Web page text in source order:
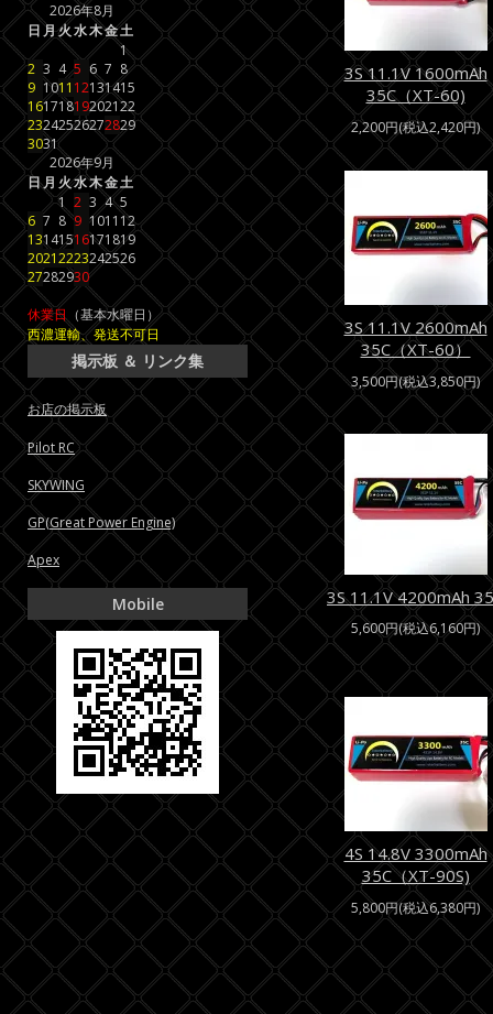
3S 11.1V 1600mAh
35C（XT-60)
2,200円(税込2,420円)
3S 11.1V 2600mAh
35C（XT-60）
3,500円(税込3,850円)
3S 11.1V 4200mAh
5,600円(税込6,160円)
4S 14.8V 3300mAh
35C（XT-90S)
5,800円(税込6,380円)
2026年8月
日月火水木金土
1
2 3 4 5 6 7 8
9 1011 12131415
16171819202122
23242526272829
3031
2026年9月
日月 火水木金土
1 2 3 4 5
6 7 8 9 1011 12
13141516171819
20212223242526
27282930
休業日 （基本水曜日）
西濃運輸、発送不可日
掲示板 ＆ リンク集
お店の掲示板
Pilot RC
SKYWING
GP(Great Power Engine)
Apex
Mobile